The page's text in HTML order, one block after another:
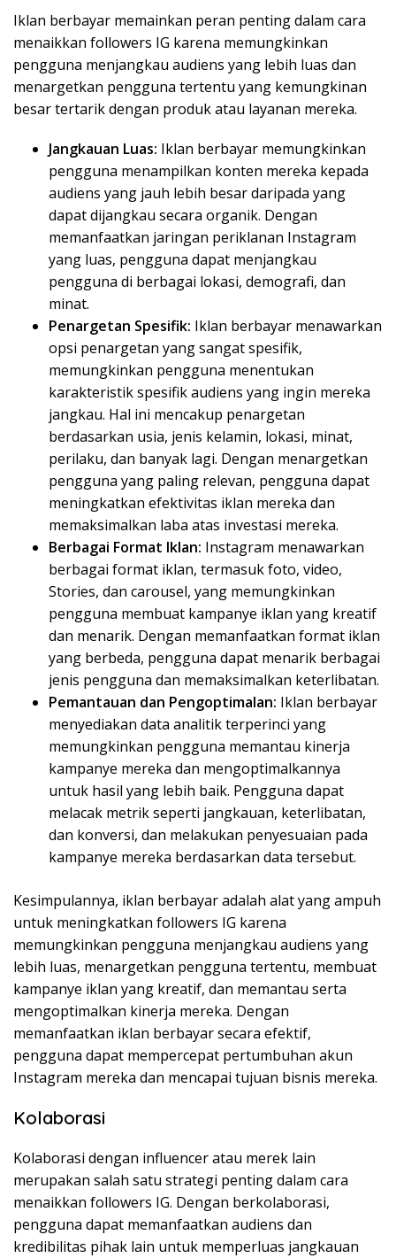
Iklan berbayar memainkan peran penting dalam cara
menaikkan followers IG karena memungkinkan
pengguna menjangkau audiens yang lebih luas dan
menargetkan pengguna tertentu yang kemungkinan
besar tertarik dengan produk atau layanan mereka.
Jangkauan Luas: Iklan berbayar memungkinkan
pengguna menampilkan konten mereka kepada
audiens yang jauh lebih besar daripada yang
dapat dijangkau secara organik. Dengan
memanfaatkan jaringan periklanan Instagram
yang luas, pengguna dapat menjangkau
pengguna di berbagai lokasi, demografi, dan
minat.
Penargetan Spesifik: Iklan berbayar menawarkan
opsi penargetan yang sangat spesifik,
memungkinkan pengguna menentukan
karakteristik spesifik audiens yang ingin mereka
jangkau. Hal ini mencakup penargetan
berdasarkan usia, jenis kelamin, lokasi, minat,
perilaku, dan banyak lagi. Dengan menargetkan
pengguna yang paling relevan, pengguna dapat
meningkatkan efektivitas iklan mereka dan
memaksimalkan laba atas investasi mereka.
Berbagai Format Iklan: Instagram menawarkan
berbagai format iklan, termasuk foto, video,
Stories, dan carousel, yang memungkinkan
pengguna membuat kampanye iklan yang kreatif
dan menarik. Dengan memanfaatkan format iklan
yang berbeda, pengguna dapat menarik berbagai
jenis pengguna dan memaksimalkan keterlibatan.
Pemantauan dan Pengoptimalan: Iklan berbayar
menyediakan data analitik terperinci yang
memungkinkan pengguna memantau kinerja
kampanye mereka dan mengoptimalkannya
untuk hasil yang lebih baik. Pengguna dapat
melacak metrik seperti jangkauan, keterlibatan,
dan konversi, dan melakukan penyesuaian pada
kampanye mereka berdasarkan data tersebut.
Kesimpulannya, iklan berbayar adalah alat yang ampuh
untuk meningkatkan followers IG karena
memungkinkan pengguna menjangkau audiens yang
lebih luas, menargetkan pengguna tertentu, membuat
kampanye iklan yang kreatif, dan memantau serta
mengoptimalkan kinerja mereka. Dengan
memanfaatkan iklan berbayar secara efektif,
pengguna dapat mempercepat pertumbuhan akun
Instagram mereka dan mencapai tujuan bisnis mereka.
Kolaborasi
Kolaborasi dengan influencer atau merek lain
merupakan salah satu strategi penting dalam cara
menaikkan followers IG. Dengan berkolaborasi,
pengguna dapat memanfaatkan audiens dan
kredibilitas pihak lain untuk memperluas jangkauan